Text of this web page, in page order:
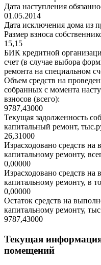
Дата наступления
01.05.2014
Дата исключения дома из
Размер взноса
15,15
БИК кредитной
счет (в случае выбора
ремонта на специальном
Объем средств на
собранных с момента
взносов (всего):
9787,43000
Текущая задолженность
капитальный ремонт,
26,31000
Израсходовано средств на
капитальному ремонту,
0,00000
Израсходовано средств на
капитальному ремонту, в
0,00000
Остаток средств на
капитальному ремонту,
9787,43000
Текущая
помещений